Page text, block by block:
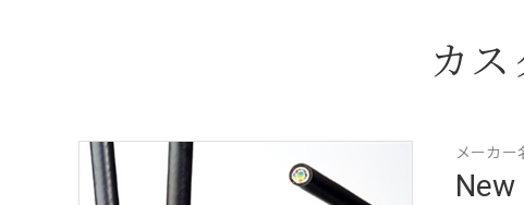
カ
メーカー